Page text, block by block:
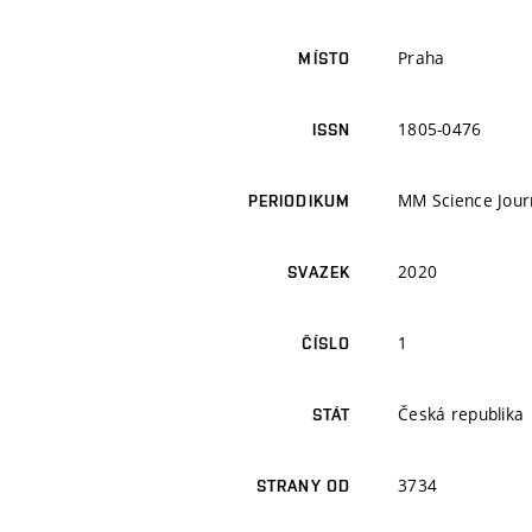
MÍSTO Praha
ISSN 1805-0476
PERIODIKUM MM Science
SVAZEK 2020
ČÍSLO 1
STÁT Česká republika
STRANY OD 3734